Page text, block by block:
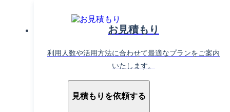
お見積もり
利用人数や活用方法に合わせて最適なプランをご案内
いたします。
見積もりを依頼する